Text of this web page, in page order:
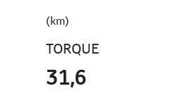
(km)
TORQUE
31,6